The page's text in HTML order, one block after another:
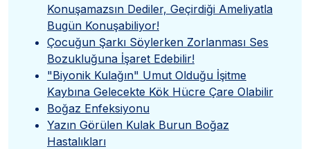
Konuşamazsın Dediler, Geçirdiği Ameliyatla
Bugün Konuşabiliyor!
Çocuğun Şarkı Söylerken Zorlanması Ses
Bozukluğuna İşaret Edebilir!
"Biyonik Kulağın" Umut Olduğu İşitme
Kaybına Gelecekte Kök Hücre Çare Olabilir
Boğaz Enfeksiyonu
Yazın Görülen Kulak Burun Boğaz
Hastalıkları